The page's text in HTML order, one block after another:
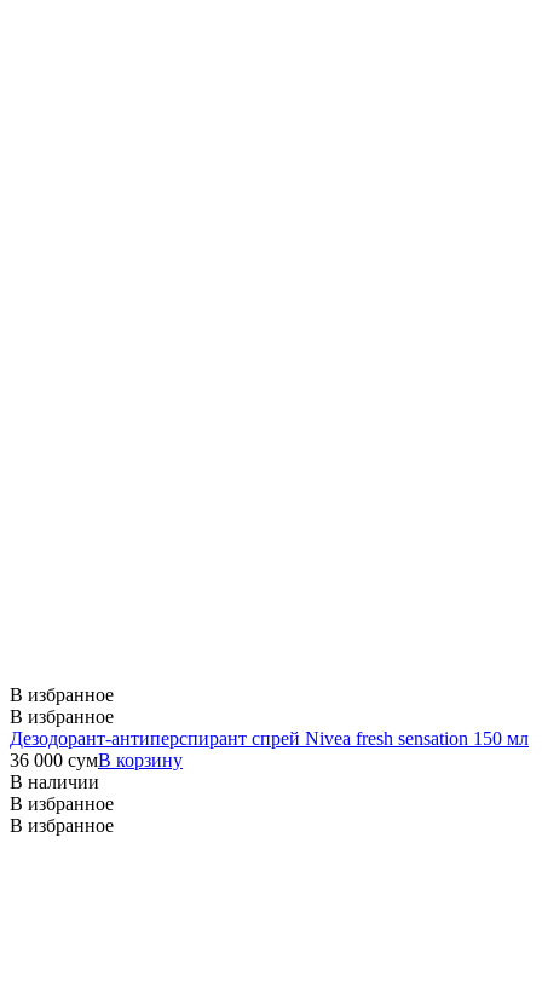
В избранное
В избранное
Дезодорант-антиперспирант спрей Nivea fresh sensation 150 мл
36 000 сумВ корзину
В наличии
В избранное
В избранное